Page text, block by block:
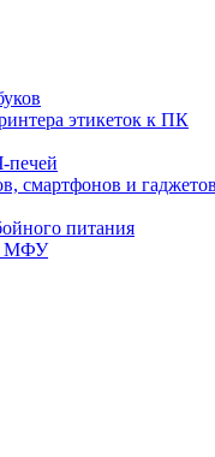
этикеток к ПК
печей
смартфонов и гаджетов
питания
МФУ